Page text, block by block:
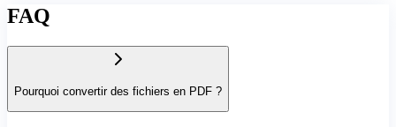
FAQ
Pourquoi convertir des fichiers en PDF ?